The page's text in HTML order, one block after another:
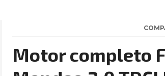
Motor completo